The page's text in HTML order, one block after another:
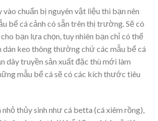
chuẩn bị nguyên vật liệu thì bạn nên
bể cá cảnh có sẵn trên thị trường. Sẽ có
bạn lựa chọn, tuy nhiên bạn chỉ có thể
dán keo thông thường chứ các mẫu bể cá
dây truyền sản xuất đặc thù mới làm
mẫu bể cá sẽ có các kích thước tiêu
thủy sinh như cá betta (cá xiêm rồng),